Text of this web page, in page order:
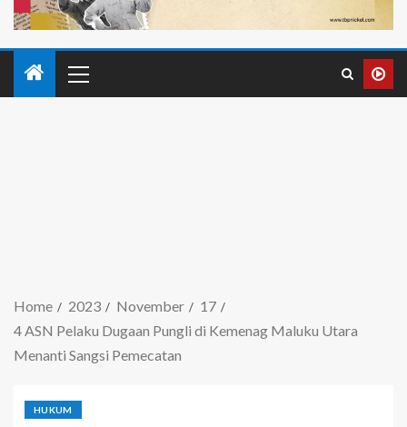
Home 2023 November
17
4 ASN Pelaku Dugaan Pungli di Kemenag Maluku Utara
Menanti Sangsi Pemecatan
HUKUM